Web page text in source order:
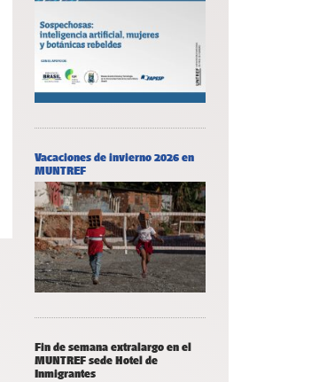
Vacaciones de invierno 2026 en
MUNTREF
Fin de semana extralargo en el
MUNTREF sede Hotel de
Inmigrantes